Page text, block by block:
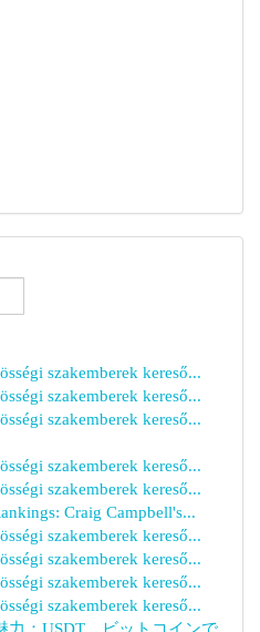
szakemberek kereső...
szakemberek kereső...
szakemberek kereső...
szakemberek kereső...
szakemberek kereső...
Craig Campbell's...
szakemberek kereső...
szakemberek kereső...
szakemberek kereső...
szakemberek kereső...